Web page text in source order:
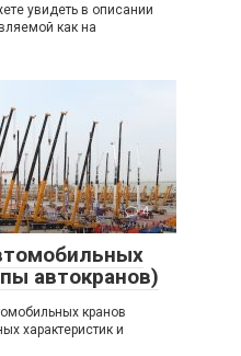
увидеть в описании
как на
4
автокранов)
кранов
характеристик и